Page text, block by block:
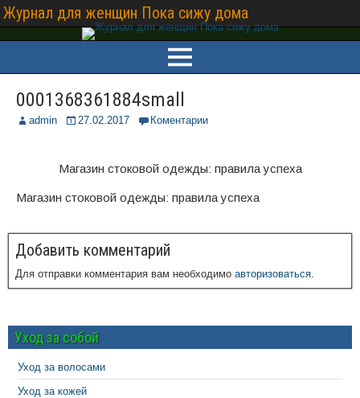
Журнал для женщин Пока сижу дома
0001368361884small
admin 27.02.2017 Коментарии
Магазин стоковой одежды: правила успеха
Магазин стоковой одежды: правила успеха
Добавить комментарий
Для отправки комментария вам необходимо авторизоваться.
Уход за собой
Уход за волосами
Уход за кожей